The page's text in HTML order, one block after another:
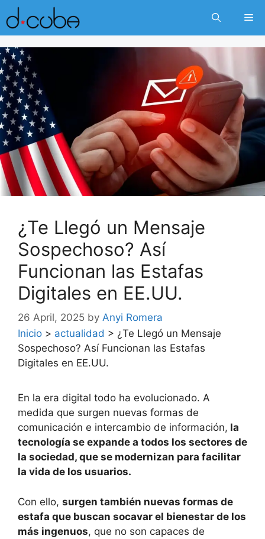
Skip
to
content
¿Te Llegó un Mensaje
Sospechoso? Así
Funcionan las Estafas
Digitales en EE.UU.
26 April, 2025 by Anyi Romera
Inicio > actualidad > ¿Te Llegó un Mensaje
Sospechoso? Así Funcionan las Estafas
Digitales en EE.UU.
En la era digital todo ha evolucionado. A
medida que surgen nuevas formas de
comunicación e intercambio de información, la
tecnología se expande a todos los sectores de
la sociedad, que se modernizan para facilitar
la vida de los usuarios.
Con ello, surgen también nuevas formas de
estafa que buscan socavar el bienestar de los
más ingenuos, que no son capaces de